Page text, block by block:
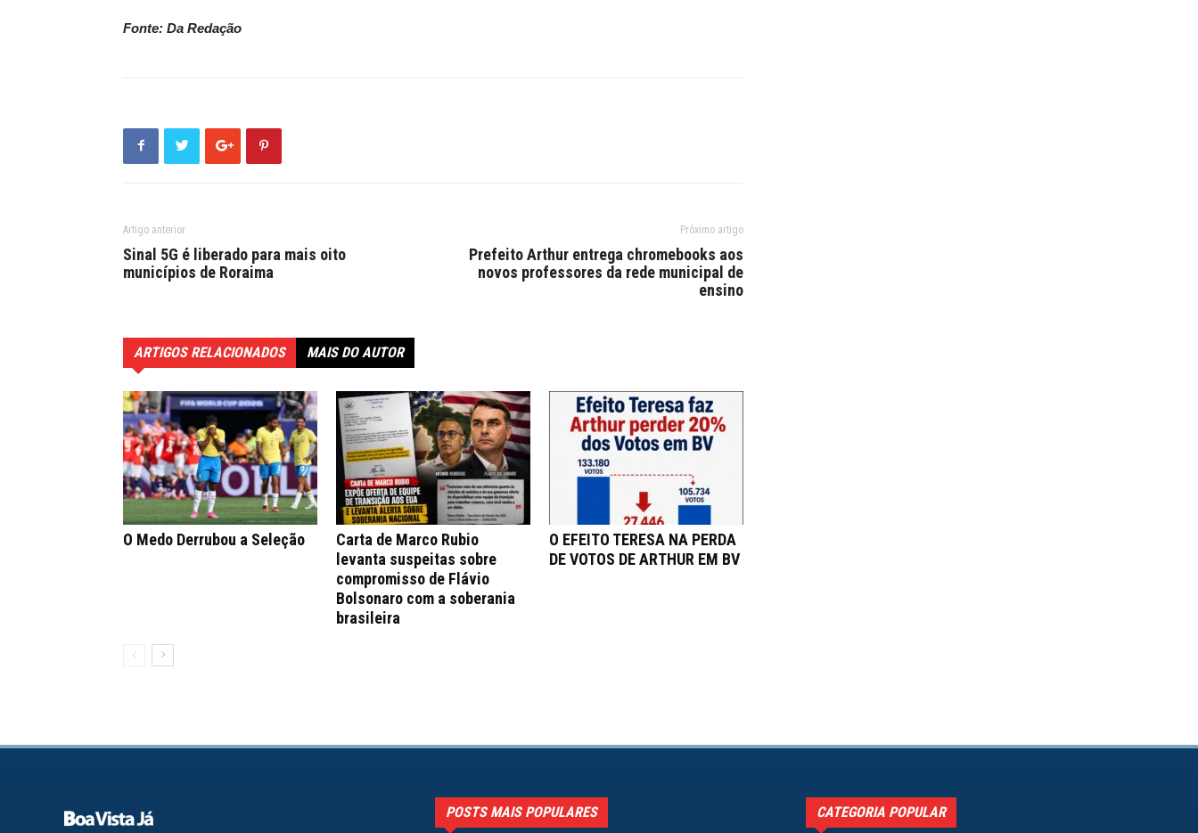
Fonte: Da Redação
Artigo anterior
Sinal 5G é liberado para mais oito
municípios de Roraima
Próximo artigo
Prefeito Arthur entrega chromebooks aos
novos professores da rede municipal de
ensino
ARTIGOS RELACIONADOS MAIS DO AUTOR
O Medo Derrubou a Seleção
Carta de Marco Rubio
levanta suspeitas sobre
compromisso de Flávio
Bolsonaro com a soberania
brasileira
O EFEITO TERESA NA PERDA
DE VOTOS DE ARTHUR EM BV
POSTS MAIS POPULARES CATEGORIA POPULAR